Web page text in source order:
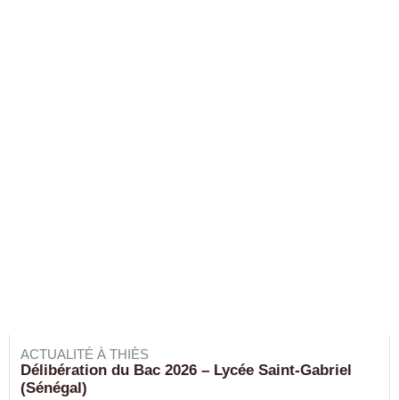
ACTUALITÉ À THIÈS
Délibération du Bac 2026 – Lycée Saint-Gabriel
(Sénégal)